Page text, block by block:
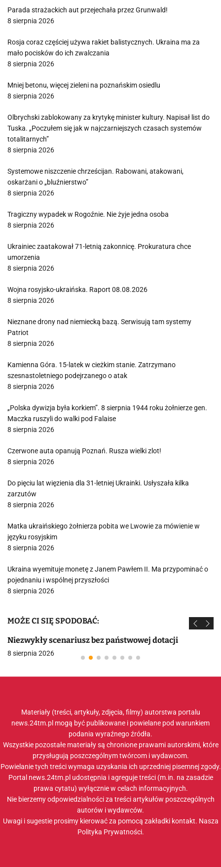
Parada strażackich aut przejechała przez Grunwald!
8 sierpnia 2026
Rosja coraz częściej używa rakiet balistycznych. Ukraina ma za
mało pocisków do ich zwalczania
8 sierpnia 2026
Mniej betonu, więcej zieleni na poznańskim osiedlu
8 sierpnia 2026
Olbrychski zablokowany za krytykę minister kultury. Napisał list do
Tuska. „Poczułem się jak w najczarniejszych czasach systemów
totalitarnych”
8 sierpnia 2026
Systemowe niszczenie chrześcijan. Rabowani, atakowani,
oskarżani o „bluźnierstwo”
8 sierpnia 2026
Tragiczny wypadek w Rogoźnie. Nie żyje jedna osoba
8 sierpnia 2026
Ukrainiec zaatakował 71-letnią zakonnicę. Prokuratura chce
umorzenia
8 sierpnia 2026
Wojna rosyjsko-ukraińska. Raport 08.08.2026
8 sierpnia 2026
Nieznane drony nad niemiecką bazą. Serwisują tam systemy
Patriot
8 sierpnia 2026
Kamienna Góra. 15-latek w cieżkim stanie. Zatrzymano
szesnastoletniego podejrzanego o atak
8 sierpnia 2026
„Polska dywizja była korkiem”. 8 sierpnia 1944 roku żołnierze gen.
Maczka ruszyli do walki pod Falaise
8 sierpnia 2026
Czerwone auta opanują Poznań. Rusza wielki zlot!
8 sierpnia 2026
Do pięciu lat więzienia dla 31-letniej Ukrainki. Usłyszała kilka
zarzutów
8 sierpnia 2026
Matka ukraińskiego żołnierza pobita we Lwowie za mówienie w
języku rosyjskim
8 sierpnia 2026
Ukraina wyemituje monetę z Janem Pawłem II. Ma przypominać o
pojednaniu i wspólnej przyszłości
8 sierpnia 2026
MOŻE CI SIĘ SPODOBAĆ:
Niezwykły scenariusz bez państwowej dotacji
8 sierpnia 2026
Materiały (treści, artykuły, zdjęcia, filmy) autorstwa portalu
news.24tm.pl mogą być publikowane i powielane pod warunkiem
podania wyraźnego źródła.
Wszystkie pozostałe materiały są chronione prawami autorskimi, które
przysługują poszczególnym twórcom i wydawcom.
Powielanie tych treści wymaga uzyskania ich uprzedniej pisemnej zgody.
Portal news.24tm.pl udostępnia i agreguje treści (m.in. na zasadzie
prawa cytatu) wyłącznie w celach informacyjnych.
Nie bierzemy odpowiedzialności za treści artykułów poszczególnych
autorów i wydawców.
Uwagi i sugestie prosimy kierować za pomocą zakładki kontakt. Nasza
Polityka Prywatności.